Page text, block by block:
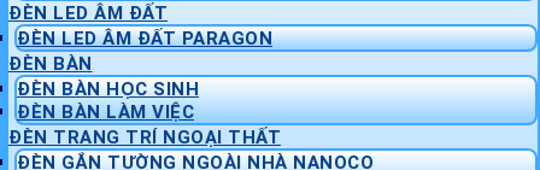
ĐÈN LED ÂM ĐẤT
ĐÈN LED ÂM ĐẤT PARAGON
ĐÈN BÀN
ĐÈN BÀN HỌC SINH
ĐÈN BÀN LÀM VIỆC
ĐÈN TRANG TRÍ NGOẠI THẤT
ĐÈN GẮN TƯỜNG NGOÀI NHÀ NANOCO